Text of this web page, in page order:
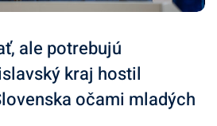
ale potrebujú
kraj hostil
očami mladých